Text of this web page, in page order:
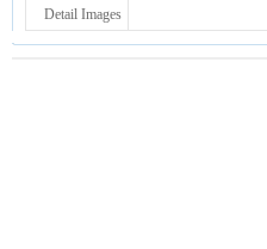
Detail Images